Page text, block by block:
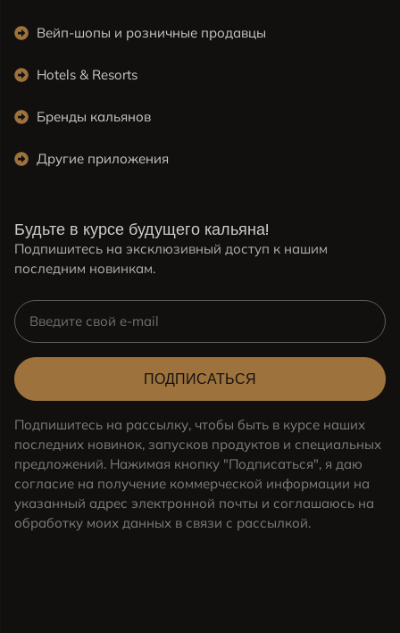
Вейп-шопы и розничные продавцы
Hotels & Resorts
Бренды кальянов
Другие приложения
Будьте в курсе будущего кальяна!
Подпишитесь на эксклюзивный доступ к нашим
последним новинкам.
ПОДПИСАТЬСЯ
Подпишитесь на рассылку, чтобы быть в курсе наших
последних новинок, запусков продуктов и специальных
предложений. Нажимая кнопку "Подписаться", я даю
согласие на получение коммерческой информации на
указанный адрес электронной почты и соглашаюсь на
обработку моих данных в связи с рассылкой.